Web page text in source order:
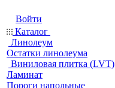
Войти
Каталог
Линолеум
Остатки линолеума
Виниловая плитка (LVT)
Ламинат
Пороги напольные